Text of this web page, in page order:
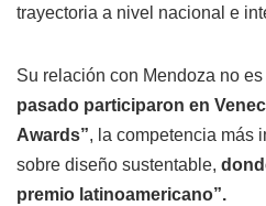
trayectoria a nivel nacional e
Su relación con Mendoza no es
pasado participaron en
Awards”, la competencia más
sobre diseño sustentable,
premio latinoamericano”.